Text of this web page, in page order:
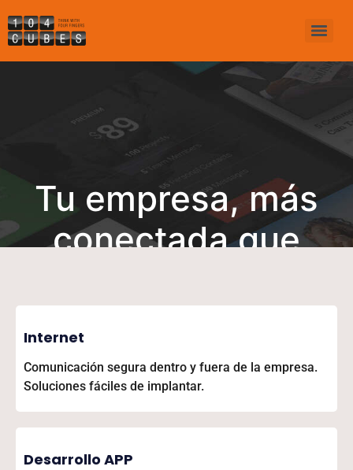
Tu empresa, más
conectada que
Internet
Comunicación segura dentro y fuera de la empresa.
Soluciones fáciles de implantar.
Desarrollo APP